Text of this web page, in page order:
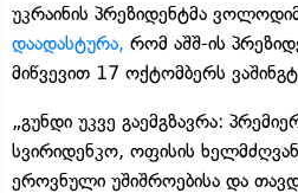
უკრაინის პრეზიდენტმა
დაადასტურა, რომ აშშ-ის
მიწვევით 17 ოქტომბერს
„გუნდი უკვე გაემგზავრა:
სვირიდენკო, ოფისის
ეროვნული უშიშროებისა და